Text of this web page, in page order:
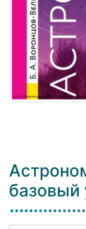
базовый